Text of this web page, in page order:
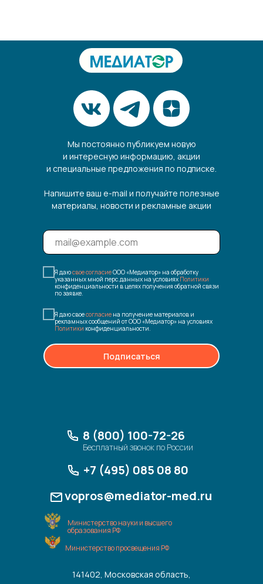
Мы постоянно публикуем новую
и интересную информацию, акции
и специальные предложения по подписке.
Напишите ваш e-mail и получайте полезные
материалы, новости и рекламные акции
Я даюсвое согласиеООО «Медиатор» на обработку
указанных мной перс.данных на условиях Политики
конфиденциальности в целях получения обратной связи
по заявке.
Я даю своесогласие на получение материалов и
рекламных сообщений от ООО «Медиатор» на условиях
Политики конфиденциальности.
Подписаться
8 (800) 100-72-26
Бесплатный звонок по России
vopros@mediator-med.ru
141402, Московская область,
+7 (495) 085 08 80
Министерство науки и высшего
образования РФ
Министерство просвещения РФ